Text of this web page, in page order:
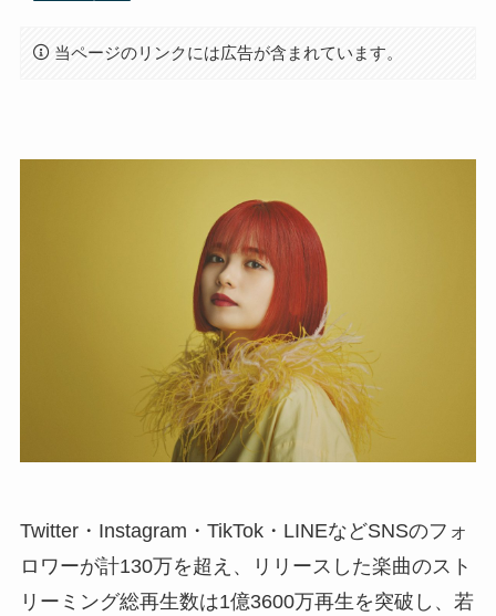
当ページのリンクには広告が含まれています。
Twitter・Instagram・TikTok・LINEなどSNSのフォ
ロワーが計130万を超え、リリースした楽曲のスト
リーミング総再生数は1億3600万再生を突破し、若